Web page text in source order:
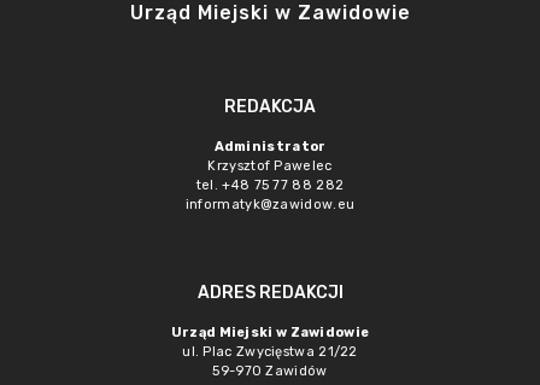
Urząd Miejski w Zawidowie
REDAKCJA
Administrator
Krzysztof Pawelec
tel. +48 75 77 88 282
informatyk@zawidow.eu
ADRES REDAKCJI
Urząd Miejski w Zawidowie
ul. Plac Zwycięstwa 21/22
59-970 Zawidów